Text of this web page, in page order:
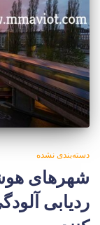
دسته‌بندی نشده
ردیابی